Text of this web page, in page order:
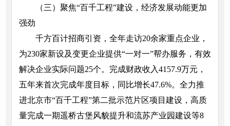
（三）聚焦“百千工程”建设，经济发展动能更加
强劲
千方百计招商引资，全年走访20余家重点企业，
为230家新设及变更企业提供“一对一”帮办服务，有效
解决企业实际问题25个。完成财政收入4157.9万元，
五年来首次完成年度目标，同比增长47.6%。全力推
进北京市“百千工程”第二批示范片区项目建设，高质
量完成一期遥桥古堡风貌提升和流苏产业园建设等8